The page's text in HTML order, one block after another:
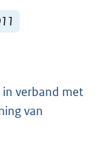
verband met
van